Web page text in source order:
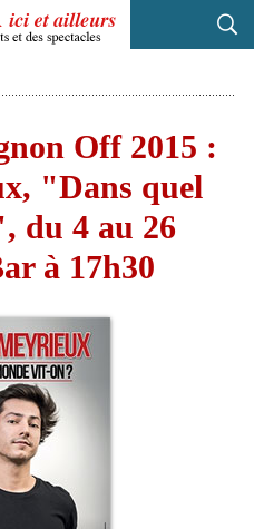
Off 2015 :
"Dans quel
du 4 au 26
à 17h30